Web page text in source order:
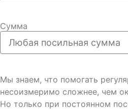
Сумма
Мы знаем, что помогать
несоизмеримо сложнее, чем
Но только при постоянном